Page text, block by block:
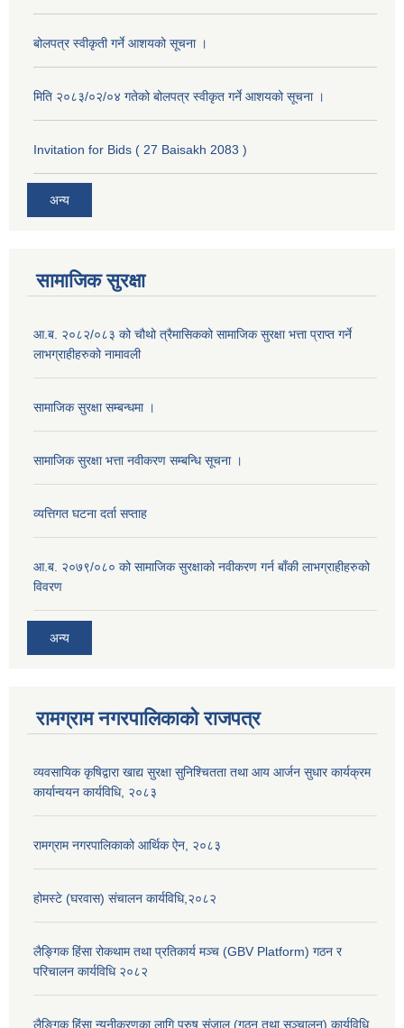
बोलपत्र स्वीकृती गर्ने आशयको सूचना ।
मिति २०८३/०२/०४ गतेको बोलपत्र स्वीकृत गर्ने आशयको सूचना ।
Invitation for Bids ( 27 Baisakh 2083 )
अन्य
सामाजिक सुरक्षा
आ.ब. २०८२/०८३ को चौथो त्रैमासिकको सामाजिक सुरक्षा भत्ता प्राप्त गर्ने
लाभग्राहीहरुको नामावली
सामाजिक सुरक्षा सम्बन्धमा ।
सामाजिक सुरक्षा भत्ता नवीकरण सम्बन्धि सूचना ।
व्यत्तिगत घटना दर्ता सप्ताह
आ.ब. २०७९/०८० को सामाजिक सुरक्षाको नवीकरण गर्न बाँकी लाभग्राहीहरुको
विवरण
अन्य
रामग्राम नगरपालिकाको राजपत्र
व्यवसायिक कृषिद्वारा खाद्य सुरक्षा सुनिश्चितता तथा आय आर्जन सुधार कार्यक्रम
कार्यान्वयन कार्यविधि, २०८३
रामग्राम नगरपालिकाको आर्थिक ऐन, २०८३
होमस्टे (घरवास) संचालन कार्यविधि,२०८२
लैङ्गिक हिंसा रोकथाम तथा प्रतिकार्य मञ्च (GBV Platform) गठन र
परिचालन कार्यविधि २०८२
लैङ्गिक हिंसा न्यूनीकरणका लागि पुरुष संजाल (गठन तथा सञ्चालन) कार्यविधि,